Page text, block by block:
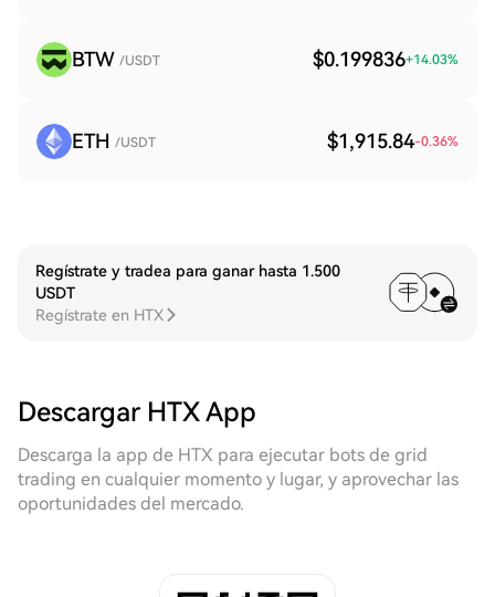
BTW /USDT $0.199836+14.03%
ETH /USDT $1,915.84-0.36%
Regístrate y tradea para ganar hasta 1.500
USDT
Regístrate en HTX
Descargar HTX App
Descarga la app de HTX para ejecutar bots de grid
trading en cualquier momento y lugar, y aprovechar las
oportunidades del mercado.